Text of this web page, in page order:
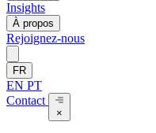
Insights
À propos
Rejoignez-nous
FR
EN PT
Contact
×